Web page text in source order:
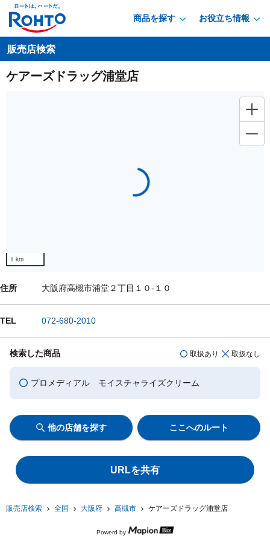
商品を探す お役立ち情報
販売店検索 全国 大阪府 高槻市 ケアーズドラッグ浦堂店
販売店検索
ケアーズドラッグ浦堂店
住所 大阪府高槻市浦堂２丁目１０-１０
TEL 072-680-2010
検索した商品 取扱あり 取扱なし
プロメディアル モイスチャライズクリーム
他の店舗を探す ここへのルート
URLを共有
Loading...
1 km
Powerd by